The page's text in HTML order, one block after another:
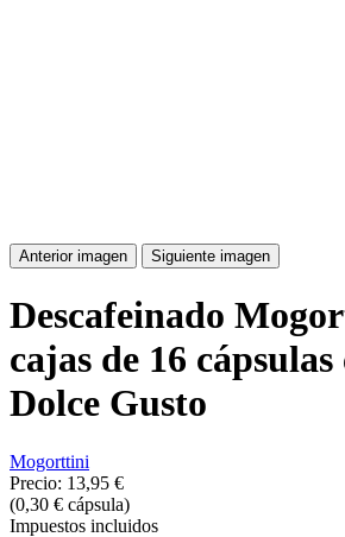
Anterior imagen Siguiente imagen
Descafeinado
cajas de 16
Dolce Gusto
Mogorttini
Precio: 13,95 €
(0,30 € cápsula)
Impuestos incluidos